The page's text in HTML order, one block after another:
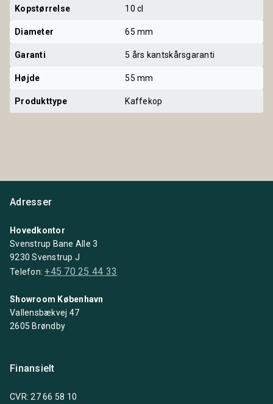
Kopstørrelse 10 cl
Diameter 65 mm
Garanti 5 års kantskårsgaranti
Højde 55 mm
Produkttype Kaffekop
Adresser
Hovedkontor
Svenstrup Bane Alle 3
9230 Svenstrup J
Telefon:+45 70 25 44 33
Showroom København
Vallensbækvej 47
2605 Brøndby
Finansielt
CVR: 27 66 58 10